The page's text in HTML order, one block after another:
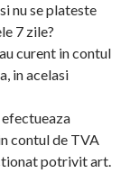
nu se plateste
7 zile?
curent in contul
in acelasi
contul de TVA
potrivit art.